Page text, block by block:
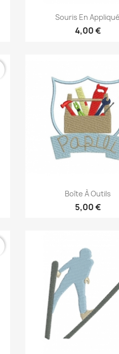
Aperçu rapide
Souris En Appliqué
4,00 €
Aperçu rapide
Boîte À Outils
5,00 €